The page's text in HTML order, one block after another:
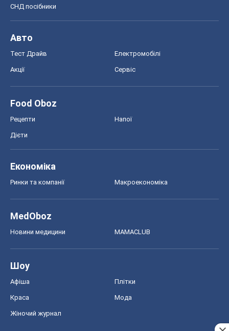
СНД посібники
Авто
Тест Драйв Електромобілі
Акції Сервіс
Food Oboz
Рецепти Напої
Дієти
Економіка
Ринки та компанії Макроекономіка
MedOboz
Новини медицини MAMACLUB
Шоу
Афіша Плітки
Краса Мода
Жіночий журнал